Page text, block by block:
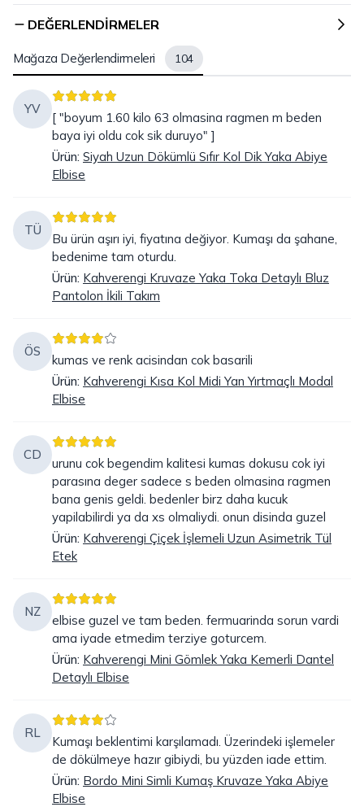
DEĞERLENDIRMELER
Mağaza Değerlendirmeleri 104
YV
[ "boyum 1.60 kilo 63 olmasina ragmen m beden
baya iyi oldu cok sik duruyo" ]
Ürün: Siyah Uzun Dökümlü Sıfır Kol Dik Yaka Abiye
Elbise
TÜ
Bu ürün aşırı iyi, fiyatına değiyor. Kumaşı da şahane,
bedenime tam oturdu.
Ürün: Kahverengi Kruvaze Yaka Toka Detaylı Bluz
Pantolon İkili Takım
ÖS
kumas ve renk acisindan cok basarili
Ürün: Kahverengi Kısa Kol Midi Yan Yırtmaçlı Modal
Elbise
CD
urunu cok begendim kalitesi kumas dokusu cok iyi
parasına deger sadece s beden olmasina ragmen
bana genis geldi. bedenler birz daha kucuk
yapilabilirdi ya da xs olmaliydi. onun disinda guzel
Ürün: Kahverengi Çiçek İşlemeli Uzun Asimetrik Tül
Etek
NZ
elbise guzel ve tam beden. fermuarinda sorun vardi
ama iyade etmedim terziye goturcem.
Ürün: Kahverengi Mini Gömlek Yaka Kemerli Dantel
Detaylı Elbise
RL
Kumaşı beklentimi karşılamadı. Üzerindeki işlemeler
de dökülmeye hazır gibiydi, bu yüzden iade ettim.
Ürün: Bordo Mini Simli Kumaş Kruvaze Yaka Abiye
Elbise